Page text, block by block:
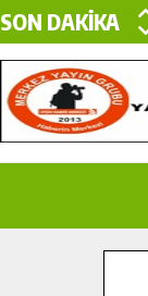
SON DAKİKA